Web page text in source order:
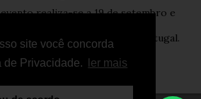
site você concorda
de Privacidade.
ler mais
realiza-se a 19 de setembro e
atletas do Norte de Portugal.